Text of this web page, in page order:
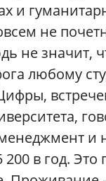
и
не
не значит,
любому
и
в год. Это